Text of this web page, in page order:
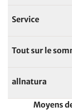
Service
Tout sur le
allnatura
Moyens